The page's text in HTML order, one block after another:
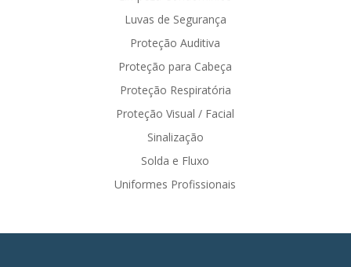
Luvas de Segurança
Proteção Auditiva
Proteção para Cabeça
Proteção Respiratória
Proteção Visual / Facial
Sinalização
Solda e Fluxo
Uniformes Profissionais